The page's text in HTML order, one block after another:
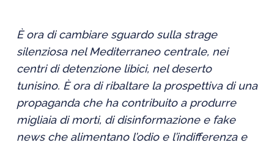
È ora di cambiare sguardo sulla strage
silenziosa nel Mediterraneo centrale, nei
centri di detenzione libici, nel deserto
tunisino. È ora di ribaltare la prospettiva di una
propaganda che ha contribuito a produrre
migliaia di morti, di disinformazione e fake
news che alimentano l’odio e l’indifferenza e